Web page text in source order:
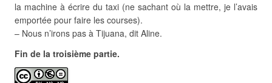
la machine à écrire du taxi (ne sachant où la mettre, je l’avais
emportée pour faire les courses).
– Nous n’irons pas à Tijuana, dit Aline.
Fin de la troisième partie.